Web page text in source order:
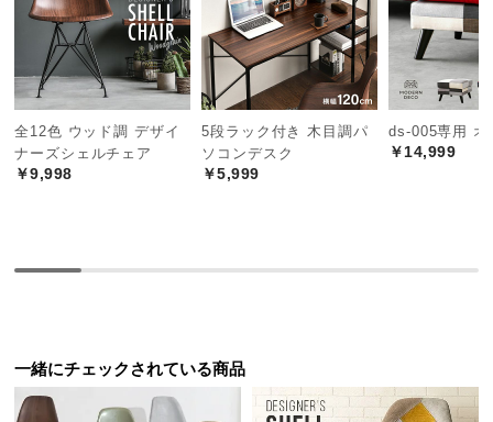
ビ
ス
に
つ
い
て
路
て
全12色 ウッド調 デザイ
ナーズシェルチェア
￥9,998
5段ラック付き 木目調パ
ソコンデスク
￥5,999
ds-005専用 オ
￥14,999
一緒にチェックされている商品